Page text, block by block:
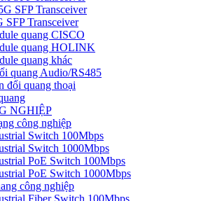
SFP Transceiver
SFP Transceiver
quang CISCO
quang HOLINK
quang khác
quang Audio/RS485
đổi quang thoại
NGHIỆP
công nghiệp
Switch 100Mbps
Switch 1000Mbps
PoE Switch 100Mbps
PoE Switch 1000Mbps
công nghiệp
Fiber Switch 100Mbps